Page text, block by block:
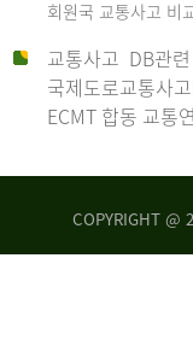
회원국 교통사고 비
교통사고 DB관
국제도로교통
ECMT 합동 교통
COPYRIGHT @